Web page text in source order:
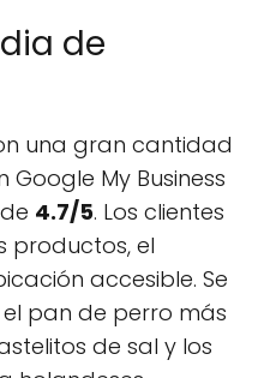
de
una gran cantidad
My Business
4.7/5. Los clientes
productos, el
accesible. Se
pan de perro más
de sal y los